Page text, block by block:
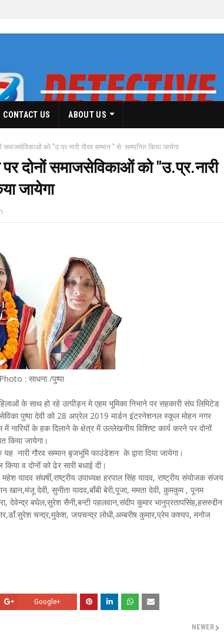
CONTACT US ABOUT US
समाजसेविकाओं को "उ.प्र.नारी गौरव सम्मान " से सम्मानित किया जायेगा
दोनों समाजसेविकाओं को "उ.प्र.नारी
जायेगा
Photo : साधना /पुष्पा
के साथ हो रहे उत्पीड़न मे एहम भूमिका निभाने पर सहकारी संघ लिमिटेड
पुष्पा देवी को 28 अप्रेल 2019 मार्डन इंटरनेशनल स्कूल मोहन नगर
में नारियों के हक दिलाने के क्षेत्र में उल्लेखनीय विशिष्ट कार्य करने पर दोनों
किया जायेगा।
नारी गौरव सम्मान बृजभूमि फाउंडेशन के द्वारा दिया जायेगा।
व दोनों को ढेर सारी बधाई दी।
यादव संघर्षी,राष्ट्रीय उपाध्यक्ष हरपाल सिंह यादव, राष्ट्रीय संयोजक संजय
खान,मंजू देवी, सुनीता यादव,बाँबी बेरी,पूजा, ममता देवी, कुमकुम , पूनम
देवेन्द्र बघेल,सुरेश सैनी,बन्टी पहलवान,संदीप कुमार भानुप्रतापसिंह,हसरुद्दीन
चन्द्र,मुकेश, जयचन्द्र लोधी,अम्बरीष कुमार,प्रेम कश्यप, मनोज
Google+
NEWER